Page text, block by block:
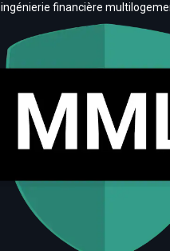
ingénierie financière